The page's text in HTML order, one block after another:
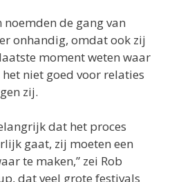
de gang van
onhandig, omdat ook zij
moment weten waar
niet goed voor relaties
zij.
dat het proces
gaat, zij moeten een
te maken,” zei Rob
dat veel grote festivals